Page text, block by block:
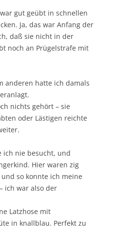
gut geübt in schnellen
Ja, das war Anfang der
daß sie nicht in der
noch an Prügelstrafe mit
anderen hatte ich damals
nichts gehört – sie
oder Lästigen reichte
ich nie besucht, und
Hier waren zig
so konnte ich meine
ich war also der
Latzhose mit
in knallblau. Perfekt zu